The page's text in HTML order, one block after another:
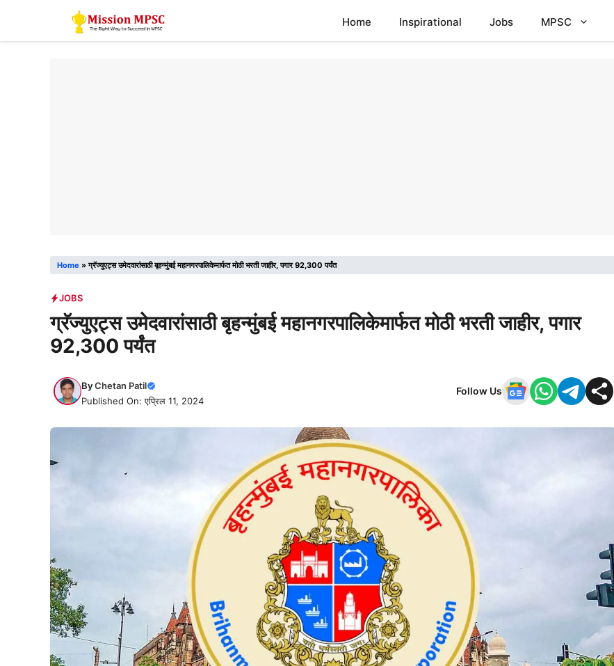
Home Inspirational Jobs MPSC
Home »ग्रॅज्युएट्स उमेदवारांसाठी बृहन्मुंबई महानगरपालिकेमार्फत मोठी भरती जाहीर, पगार 92,300 पर्यंत
JOBS
ग्रॅज्युएट्स उमेदवारांसाठी बृहन्मुंबई महानगरपालिकेमार्फत मोठी भरती जाहीर, पगार
92,300 पर्यंत
ByChetan Patil
Published On: एप्रिल 11, 2024
Follow Us